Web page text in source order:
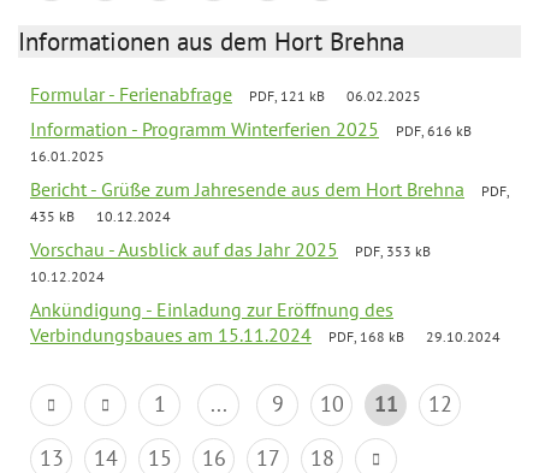
Informationen aus dem Hort Brehna
Formular - Ferienabfrage PDF, 121 kB 06.02.2025
Information - Programm Winterferien 2025
PDF, 616 kB
16.01.2025
Bericht - Grüße zum Jahresende aus dem Hort Brehna
PDF,
435 kB
10.12.2024
Vorschau - Ausblick auf das Jahr 2025
PDF, 353 kB
10.12.2024
Ankündigung - Einladung zur Eröffnung des
Verbindungsbaues am 15.11.2024
PDF, 168 kB 29.10.2024
1 ... 9 10 11
12
13
14 15 16 17 18